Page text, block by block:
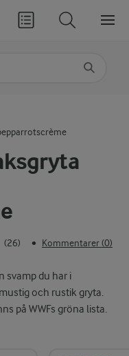
(26) • Kommentarer (0)
svamp du har i
och rustik gryta.
på WWFs gröna lista.